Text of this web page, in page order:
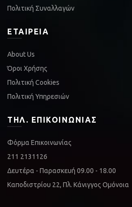
Πολιτική Συναλλαγών
ΕΤΑΙΡΕΊΑ
About Us
Όροι Χρήσης
Πολιτική Cookies
Πολιτική Υπηρεσιών
ΤΗΛ. ΕΠΙΚΟΙΝΩΝΊΑΣ
Φόρμα Επικοινωνίας
211 2131126
Δευτέρα - Παρασκευή 09.00 - 18.00
Καποδιστρίου 22, Πλ. Κάνιγγος Ομόνοια